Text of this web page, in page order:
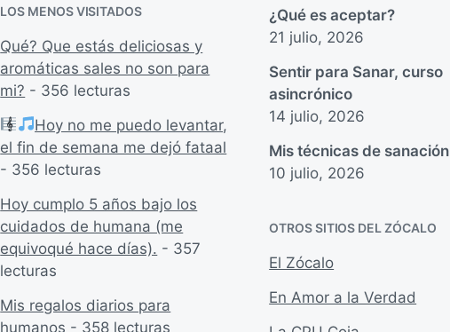
LOS MENOS VISITADOS
Qué? Que estás deliciosas y
aromáticas sales no son para
mi? - 356 lecturas
Hoy no me puedo levantar,
el fin de semana me dejó fataal
- 356 lecturas
Hoy cumplo 5 años bajo los
cuidados de humana (me
equivoqué hace días). - 357
lecturas
Mis regalos diarios para
humanos - 358 lecturas
¿Qué es aceptar?
21 julio, 2026
Sentir para Sanar, curso
asincrónico
14 julio, 2026
Mis técnicas de sanación
10 julio, 2026
OTROS SITIOS DEL ZÓCALO
El Zócalo
En Amor a la Verdad